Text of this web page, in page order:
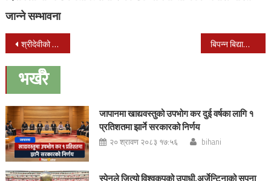
जान्ने सम्भावना
Post
navigation
श्रीदेवीको चवन्नी मुस्किले चर्चा बटुल्दै बिपन्न बिद्यार्थीका लागि उपचारात्मक कक्षा संचालन
भर्खरै
जापानमा खाद्यवस्तुको उपभोग कर दुई वर्षका लागि १
प्रतिशतमा झार्ने सरकारको निर्णय
२० श्रावण २०८३ १७:५६ bihani